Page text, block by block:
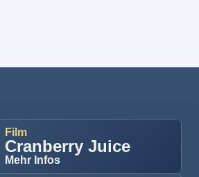
Film
Cranberry Juice
Mehr Infos